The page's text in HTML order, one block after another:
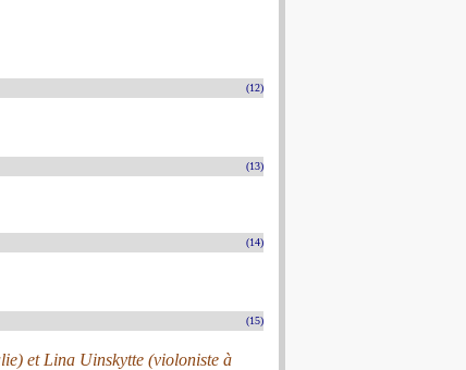
(12)
(13)
(14)
(15)
et Lina Uinskytte (violoniste à